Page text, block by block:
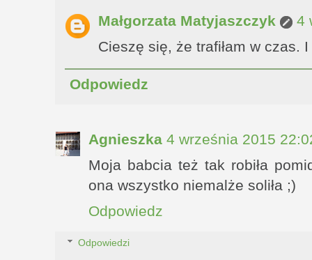
Małgorzata Matyjaszczyk
4
Cieszę się, że trafiłam w czas. I
Odpowiedz
Agnieszka 4 września 2015
Moja babcia też tak robiła
ona wszystko niemalże soliła ;)
Odpowiedz
Odpowiedzi